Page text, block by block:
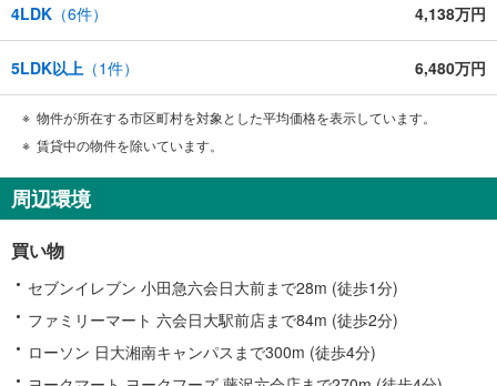
4LDK （6件） 4,138万円
5LDK以上 （1件） 6,480万円
物件が所在する市区町村を対象とした平均価格を表示しています。
賃貸中の物件を除いています。
周辺環境
買い物
セブンイレブン 小田急六会日大前まで28m (徒歩1分)
ファミリーマート 六会日大駅前店まで84m (徒歩2分)
ローソン 日大湘南キャンパスまで300m (徒歩4分)